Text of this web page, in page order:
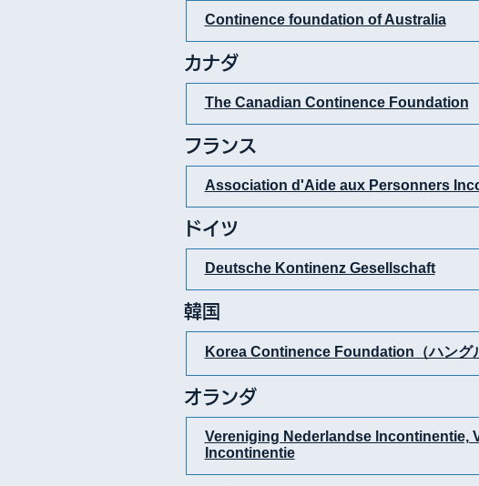
Continence foundation of Australia
カナダ
The Canadian Continence Foundation
フランス
Association d'Aide aux Personners
ドイツ
Deutsche Kontinenz Gesellschaft
韓国
Korea Continence Foundation（ハング
オランダ
Vereniging Nederlandse lncontinentie,
Incontinentie